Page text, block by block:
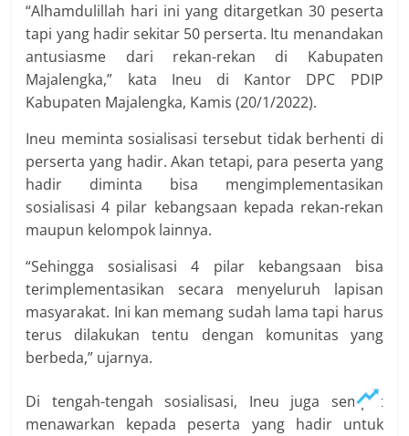
“Alhamdulillah hari ini yang ditargetkan 30 peserta
tapi yang hadir sekitar 50 perserta. Itu menandakan
antusiasme dari rekan-rekan di Kabupaten
Majalengka,” kata Ineu di Kantor DPC PDIP
Kabupaten Majalengka, Kamis (20/1/2022).
Ineu meminta sosialisasi tersebut tidak berhenti di
perserta yang hadir. Akan tetapi, para peserta yang
hadir diminta bisa mengimplementasikan
sosialisasi 4 pilar kebangsaan kepada rekan-rekan
maupun kelompok lainnya.
“Sehingga sosialisasi 4 pilar kebangsaan bisa
terimplementasikan secara menyeluruh lapisan
masyarakat. Ini kan memang sudah lama tapi harus
terus dilakukan tentu dengan komunitas yang
berbeda,” ujarnya.
Di tengah-tengah sosialisasi, Ineu juga sempat
menawarkan kepada peserta yang hadir untuk